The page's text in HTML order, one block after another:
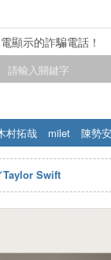
顯示的詐騙電話！
時間調整公告】
村拓哉 milet
陳勢安
Taylor Swift